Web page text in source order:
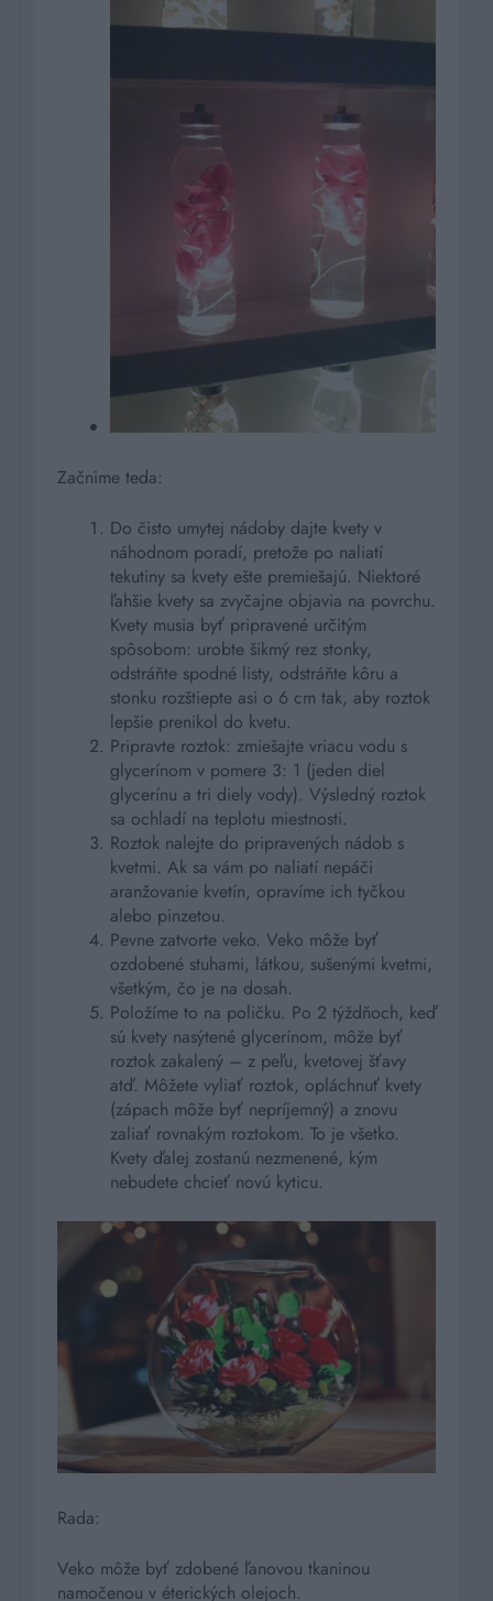
Začnime teda:
Do čisto umytej nádoby dajte kvety v
náhodnom poradí, pretože po naliatí
tekutiny sa kvety ešte premiešajú. Niektoré
ľahšie kvety sa zvyčajne objavia na povrchu.
Kvety musia byť pripravené určitým
spôsobom: urobte šikmý rez stonky,
odstráňte spodné listy, odstráňte kôru a
stonku rozštiepte asi o 6 cm tak, aby roztok
lepšie prenikol do kvetu.
Pripravte roztok: zmiešajte vriacu vodu s
glycerínom v pomere 3: 1 (jeden diel
glycerínu a tri diely vody). Výsledný roztok
sa ochladí na teplotu miestnosti.
Roztok nalejte do pripravených nádob s
kvetmi. Ak sa vám po naliatí nepáči
aranžovanie kvetín, opravíme ich tyčkou
alebo pinzetou.
Pevne zatvorte veko. Veko môže byť
ozdobené stuhami, látkou, sušenými kvetmi,
všetkým, čo je na dosah.
Položíme to na poličku. Po 2 týždňoch, keď
sú kvety nasýtené glycerínom, môže byť
roztok zakalený – z peľu, kvetovej šťavy
atď. Môžete vyliať roztok, opláchnuť kvety
(zápach môže byť nepríjemný) a znovu
zaliať rovnakým roztokom. To je všetko.
Kvety ďalej zostanú nezmenené, kým
nebudete chcieť novú kyticu.
Rada:
Veko môže byť zdobené ľanovou tkaninou
namočenou v éterických olejoch.